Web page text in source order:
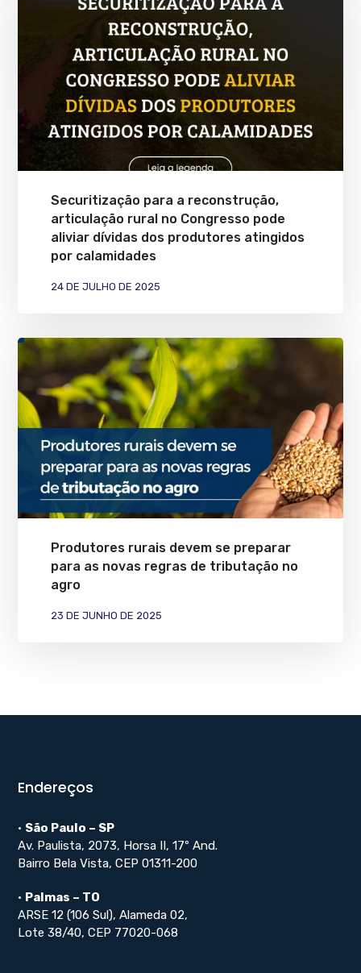
Securitização para a reconstrução,
articulação rural no Congresso pode
aliviar dívidas dos produtores atingidos
por calamidades
24 DE JULHO DE 2025
Produtores rurais devem se preparar
para as novas regras de tributação no
agro
23 DE JUNHO DE 2025
Endereços
• São Paulo – SP
Av. Paulista, 2073, Horsa II, 17º And.
Bairro Bela Vista, CEP 01311-200
• Palmas – TO
ARSE 12 (106 Sul), Alameda 02,
Lote 38/40, CEP 77020-068